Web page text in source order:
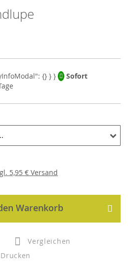
Sofort
5,95 € Versand
Warenkorb
Vergleichen
Drucken